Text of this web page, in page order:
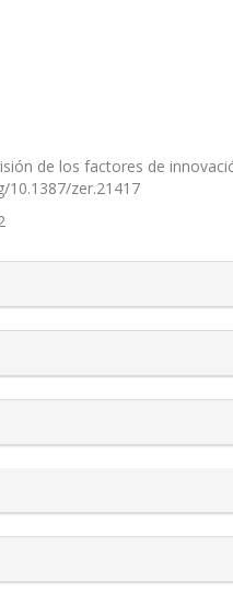
de los factores de
10.1387/zer.21417